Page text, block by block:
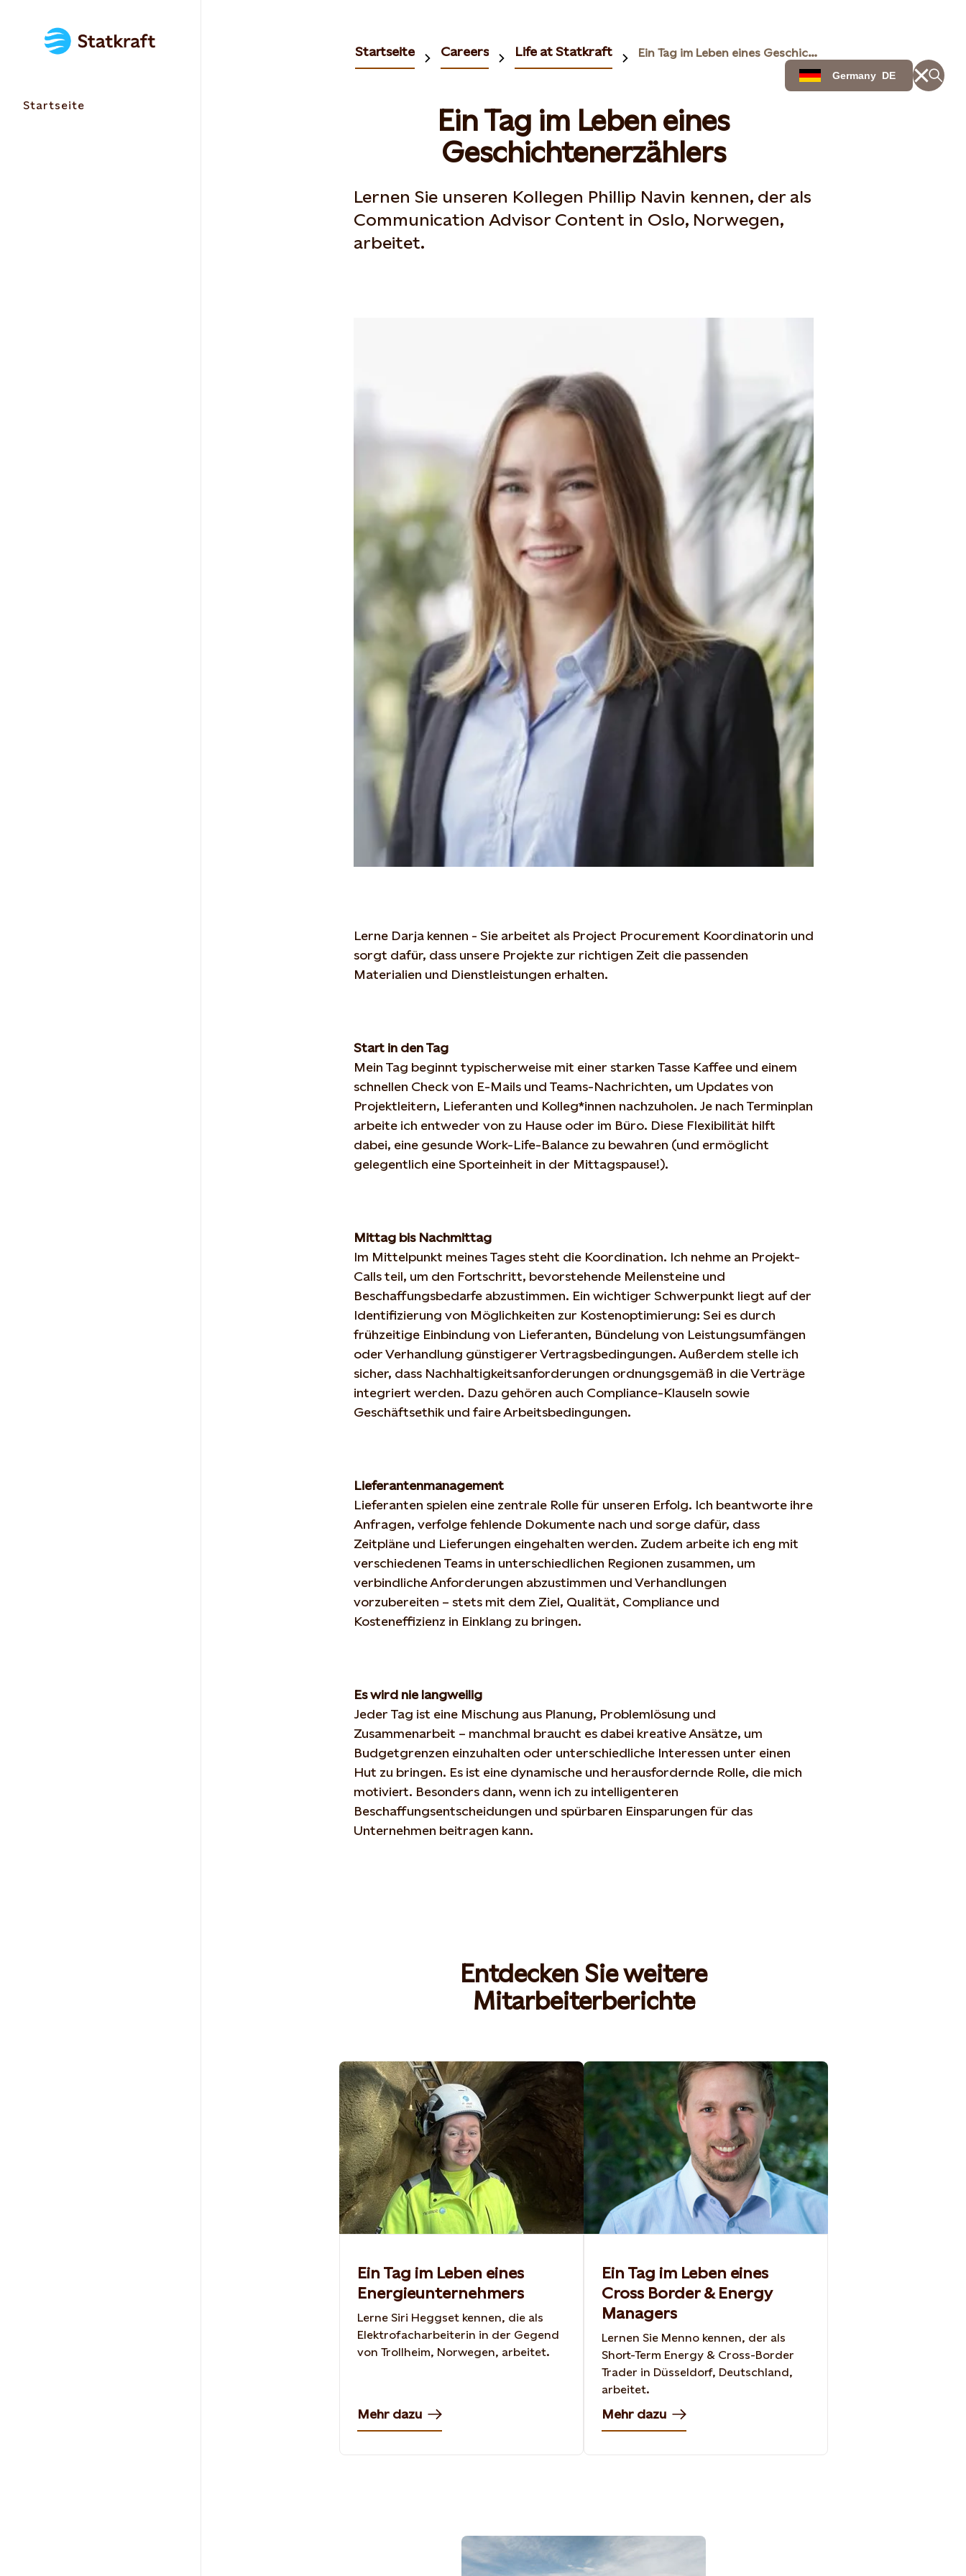
Startseite
Germany DE
Startseite Careers Life at Statkraft Ein Tag im Leben eines Geschichtenerzählers
Ein Tag im Leben eines
Geschichtenerzählers
Lernen Sie unseren Kollegen Phillip Navin kennen, der als
Communication Advisor Content in Oslo, Norwegen,
arbeitet.
Lerne Darja kennen - Sie arbeitet als Project Procurement Koordinatorin und
sorgt dafür, dass unsere Projekte zur richtigen Zeit die passenden
Materialien und Dienstleistungen erhalten.
Start in den Tag
Mein Tag beginnt typischerweise mit einer starken Tasse Kaffee und einem
schnellen Check von E-Mails und Teams-Nachrichten, um Updates von
Projektleitern, Lieferanten und Kolleg*innen nachzuholen. Je nach Terminplan
arbeite ich entweder von zu Hause oder im Büro. Diese Flexibilität hilft
dabei, eine gesundeWork-Life-Balance zu bewahren (und ermöglicht
gelegentlich eine Sporteinheit in der Mittagspause!).
Mittag bis Nachmittag
Im Mittelpunkt meinesTages steht die Koordination. Ich nehme an Projekt-
Calls teil, um den Fortschritt, bevorstehende Meilensteine und
Beschaffungsbedarfe abzustimmen. Ein wichtiger Schwerpunkt liegt auf der
Identifizierung von Möglichkeiten zur Kostenoptimierung: Sei es durch
frühzeitige Einbindung von Lieferanten, Bündelung von Leistungsumfängen
oderVerhandlung günstigererVertragsbedingungen.Außerdem stelle ich
sicher, dass Nachhaltigkeitsanforderungen ordnungsgemäß in dieVerträge
integriert werden. Dazu gehören auch Compliance-Klauseln sowie
Geschäftsethik und faireArbeitsbedingungen.
Lieferantenmanagement
Lieferanten spielen eine zentrale Rolle für unseren Erfolg. Ich beantworte ihre
Anfragen, verfolgefehlende Dokumente nach und sorge dafür, dass
Zeitpläne und Lieferungen eingehalten werden. Zudem arbeite ich eng mit
verschiedenen Teams in unterschiedlichen Regionen zusammen, um
verbindlicheAnforderungen abzustimmen undVerhandlungen
vorzubereiten – stets mit dem Ziel, Qualität, Compliance und
Kosteneffizienz in Einklang zu bringen.
Eswird nie langweilig
Jeder Tag ist eine Mischung aus Planung, Problemlösung und
Zusammenarbeit – manchmal braucht es dabei kreativeAnsätze, um
Budgetgrenzen einzuhalten oder unterschiedliche Interessen unter einen
Hut zu bringen. Es ist eine dynamische und herausfordernde Rolle, die mich
motiviert. Besonders dann, wenn ich zu intelligenteren
Beschaffungsentscheidungen und spürbaren Einsparungen für das
Unternehmen beitragen kann.
Entdecken Sie weitere
Mitarbeiterberichte
Ein Tag im Leben eines
Energieunternehmers
Lerne Siri Heggset kennen, die als
Elektrofacharbeiterin in der Gegend
von Trollheim, Norwegen, arbeitet.
Mehr dazu
Ein Tag im Leben eines
Cross Border & Energy
Managers
Lernen Sie Menno kennen, der als
Short-Term Energy & Cross-Border
Trader in Düsseldorf, Deutschland,
arbeitet.
Mehr dazu